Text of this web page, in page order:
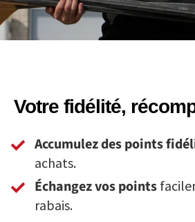
Votre fidélité,
Accumulez des points
achats.
Échangez vos points
rabais.